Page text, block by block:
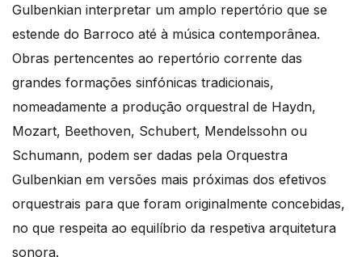
Gulbenkian interpretar um amplo repertório que se
estende do Barroco até à música contemporânea.
Obras pertencentes ao repertório corrente das
grandes formações sinfónicas tradicionais,
nomeadamente a produção orquestral de Haydn,
Mozart, Beethoven, Schubert, Mendelssohn ou
Schumann, podem ser dadas pela Orquestra
Gulbenkian em versões mais próximas dos efetivos
orquestrais para que foram originalmente concebidas,
no que respeita ao equilíbrio da respetiva arquitetura
sonora.